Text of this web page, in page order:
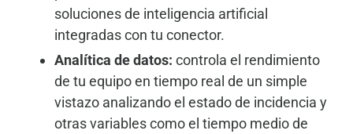
soluciones de inteligencia artificial
integradas con tu conector.
Analítica de datos: controla el rendimiento
de tu equipo en tiempo real de un simple
vistazo analizando el estado de incidencia y
otras variables como el tiempo medio de